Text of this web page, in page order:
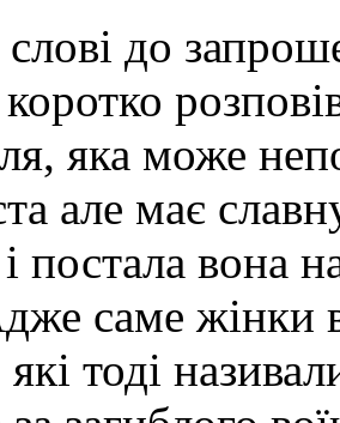
до
яка може
але має
і постала вона
саме жінки
тоді